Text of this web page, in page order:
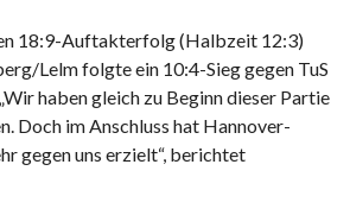
18:9-Auftakterfolg (Halbzeit 12:3)
Lelm folgte ein 10:4-Sieg gegen TuS
haben gleich zu Beginn dieser Partie
Doch im Anschluss hat Hannover-
gegen uns erzielt“, berichtet